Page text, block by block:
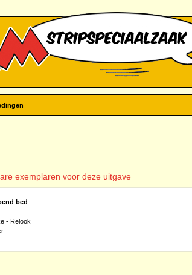
exemplaren voor deze uitgave
bed
- Relook